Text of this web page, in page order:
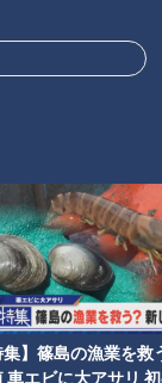
】篠島の漁業を救
車エビに大アサリ
筆者撮影
のは、ハワイ生
アンツというチ
。それは、ジャ
ズンＭＶＰに輝